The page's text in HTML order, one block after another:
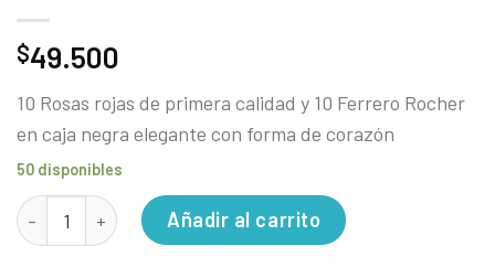
$49.500
10 Rosas rojas de primera calidad y 10 Ferrero Rocher
en caja negra elegante con forma de corazón
50 disponibles
El Enamorado cantidadAñadir al carrito